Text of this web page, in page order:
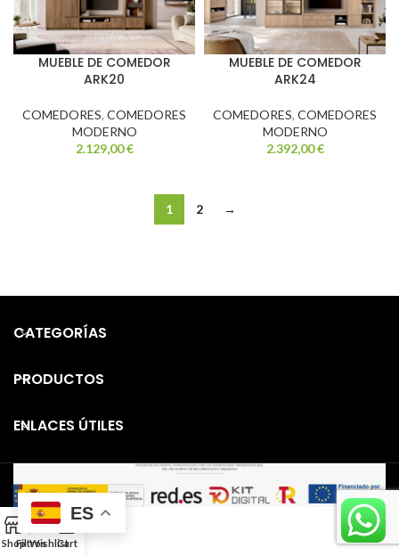
MUEBLE DE COMEDOR
ARK20
COMEDORES, COMEDORES
MODERNO
2.129,00€
MUEBLE DE COMEDOR
ARK24
COMEDORES, COMEDORES
MODERNO
2.392,00€
1 2 →
CATEGORÍAS
PRODUCTOS
ENLACES ÚTILES
ES
ShopFiltrosWishlistCart